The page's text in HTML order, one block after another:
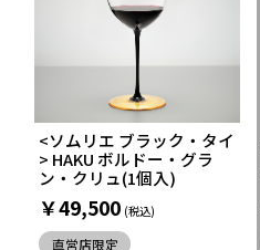
<ソムリエ ブラック・タイ
> HAKU ボルドー・グラ
ン・クリュ(1個入)
￥49,500
直営店限定